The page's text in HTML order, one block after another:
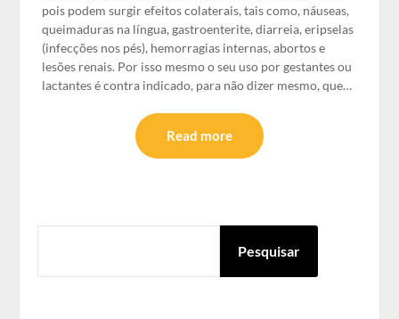
pois podem surgir efeitos colaterais, tais como, náuseas,
queimaduras na língua, gastroenterite, diarreia, eripselas
(infecções nos pés), hemorragias internas, abortos e
lesões renais. Por isso mesmo o seu uso por gestantes ou
lactantes é contra indicado, para não dizer mesmo, que…
Read more
Pesquisar